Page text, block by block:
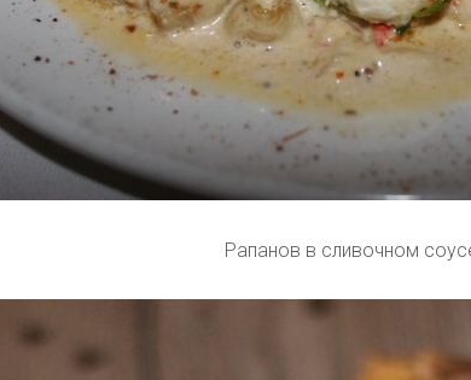
Рапанов в сливочном